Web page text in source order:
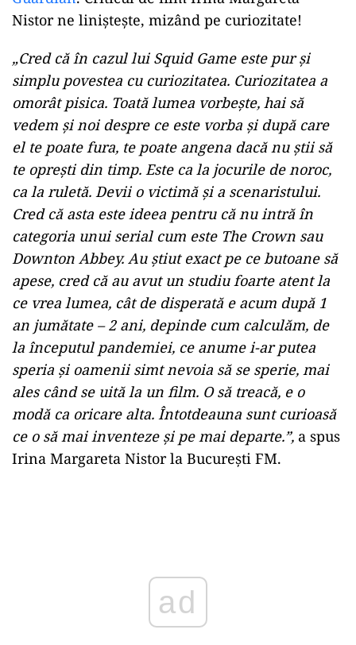
Nistor ne liniștește, mizând pe curiozitate!
„Cred că în cazul lui Squid Game este pur și
simplu povestea cu curiozitatea. Curiozitatea a
omorât pisica. Toată lumea vorbește, hai să
vedem și noi despre ce este vorba și după care
el te poate fura, te poate angena dacă nu știi să
te oprești din timp. Este ca la jocurile de noroc,
ca la ruletă. Devii o victimă și a scenaristului.
Cred că asta este ideea pentru că nu intră în
categoria unui serial cum este The Crown sau
Downton Abbey. Au știut exact pe ce butoane să
apese, cred că au avut un studiu foarte atent la
ce vrea lumea, cât de disperată e acum după 1
an jumătate – 2 ani, depinde cum calculăm, de
la începutul pandemiei, ce anume i-ar putea
speria și oamenii simt nevoia să se sperie, mai
ales când se uită la un film. O să treacă, e o
modă ca oricare alta. Întotdeauna sunt curioasă
ce o să mai inventeze și pe mai departe.”, a spus
Irina Margareta Nistor la București FM.